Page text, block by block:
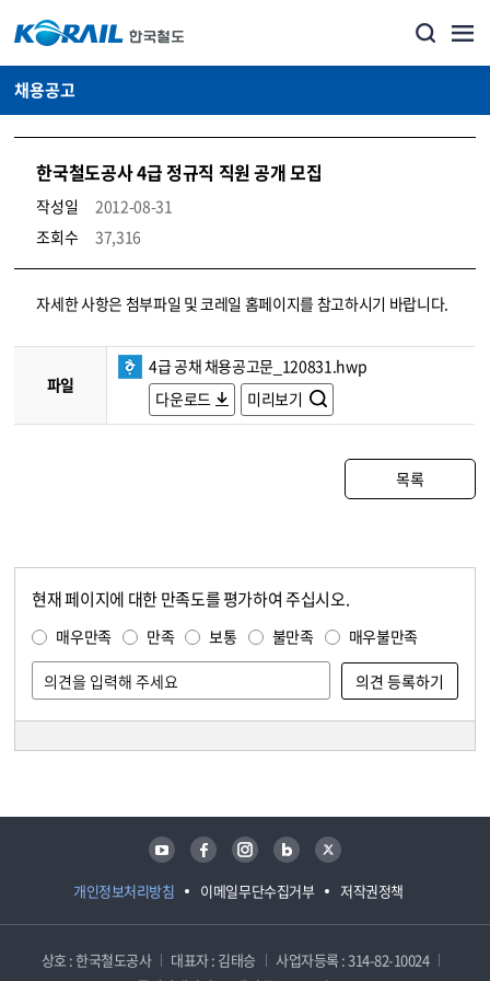
채용공고
한국철도공사 4급 정규직 직원 공개 모집
작성일
2012-08-31
조회수
37,316
코레일소개_경영공시_채용공고 상세보기 – 내용, 파일, 담당자 연락처로 구성
자세한 사항은 첨부파일 및 코레일 홈페이지를 참고하시기 바랍니다.
파일
4급 공채 채용공고문_120831.hwp
다운로드
미리보기
목록
현재 페이지에 대한 만족도를 평가하여 주십시오.
매우만족 만족 보통 불만족 매우불만족
개인정보처리방침 이메일무단수집거부 저작권정책
유튜브 페이스북 인스타그램 블로그 트위터
상호 : 한국철도공사 대표자 : 김태승
사업자등록 : 314-82-10024